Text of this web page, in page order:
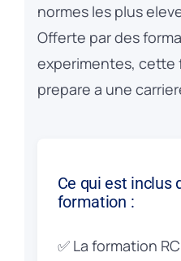
normes les plus
Offerte par des
experimentes, cette
prepare a une
Ce qui est inclus
formation :
✅ La formation